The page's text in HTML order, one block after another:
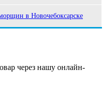
в Новочебоксарске
через нашу онлайн-